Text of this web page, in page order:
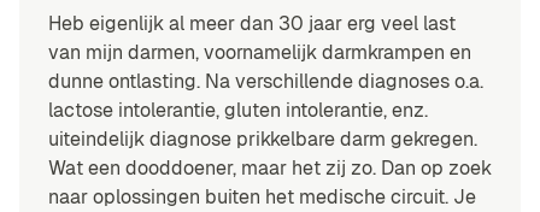
Heb eigenlijk al meer dan 30 jaar erg veel last
van mijn darmen, voornamelijk darmkrampen en
dunne ontlasting. Na verschillende diagnoses o.a.
lactose intolerantie, gluten intolerantie, enz.
uiteindelijk diagnose prikkelbare darm gekregen.
Wat een dooddoener, maar het zij zo. Dan op zoek
naar oplossingen buiten het medische circuit. Je